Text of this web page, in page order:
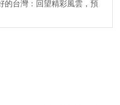
的台灣：回望精彩風雲，預